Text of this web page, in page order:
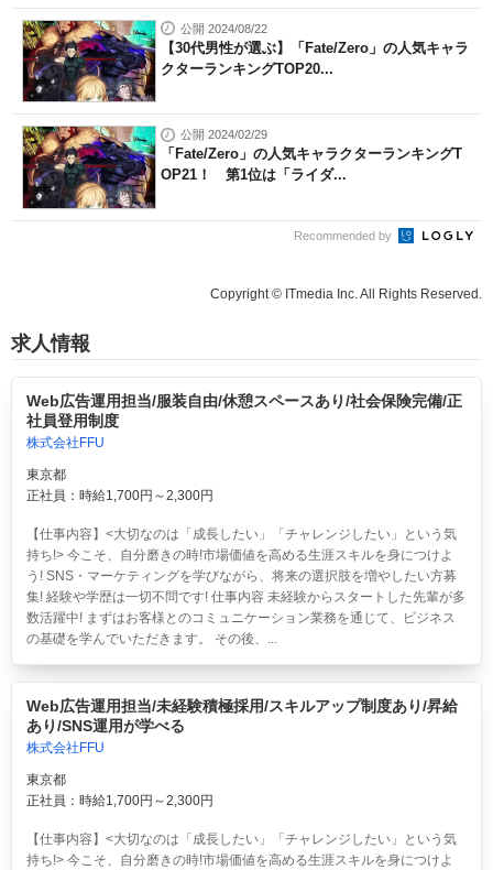
公開 2024/08/22
【30代男性が選ぶ】「Fate/Zero」の人気キャラ
クターランキングTOP20...
公開 2024/02/29
「Fate/Zero」の人気キャラクターランキングT
OP21！ 第1位は「ライダ...
Recommended by
Copyright © ITmedia Inc. All Rights Reserved.
求人情報
Web広告運用担当/服装自由/休憩スペースあり/社会保険完備/正
社員登用制度
株式会社FFU
東京都
正社員：時給1,700円～2,300円
【仕事内容】<大切なのは「成長したい」「チャレンジしたい」という気
持ち!> 今こそ、自分磨きの時!市場価値を高める生涯スキルを身につけよ
う! SNS・マーケティングを学びながら、将来の選択肢を増やしたい方募
集! 経験や学歴は一切不問です! 仕事内容 未経験からスタートした先輩が多
数活躍中! まずはお客様とのコミュニケーション業務を通じて、ビジネス
の基礎を学んでいただきます。 その後、...
Web広告運用担当/未経験積極採用/スキルアップ制度あり/昇給
あり/SNS運用が学べる
株式会社FFU
東京都
正社員：時給1,700円～2,300円
【仕事内容】<大切なのは「成長したい」「チャレンジしたい」という気
持ち!> 今こそ、自分磨きの時!市場価値を高める生涯スキルを身につけよ